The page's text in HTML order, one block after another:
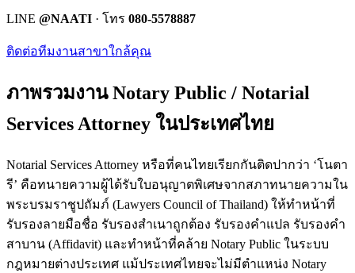
LINE @NAATI · โทร 080-5578887
ติดต่อทีมงานสาขาใกล้คุณ
ภาพรวมงาน Notary Public / Notarial
Services Attorney ในประเทศไทย
Notarial Services Attorney หรือที่คนไทยเรียกกันติดปากว่า ‘โนตา
รี’ คือทนายความผู้ได้รับใบอนุญาตพิเศษจากสภาทนายความใน
พระบรมราชูปถัมภ์ (Lawyers Council of Thailand) ให้ทำหน้าที่
รับรองลายมือชื่อ รับรองสำเนาถูกต้อง รับรองคำแปล รับรองคำ
สาบาน (Affidavit) และทำหน้าที่คล้าย Notary Public ในระบบ
กฎหมายต่างประเทศ แม้ประเทศไทยจะไม่มีตำแหน่ง Notary